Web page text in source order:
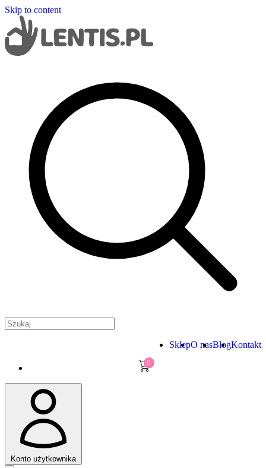
Skip to content
SklepO nasBlogKontakt
0
Konto użytkownika